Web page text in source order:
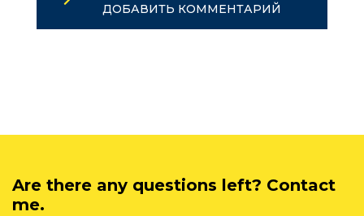
ДОБАВИТЬ КОММЕНТАРИЙ
Are there any questions left? Contact
me.